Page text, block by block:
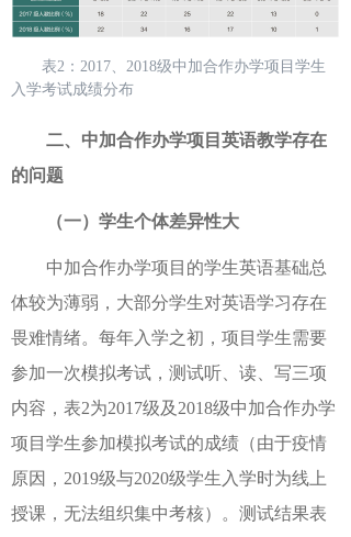
表2：2017、2018级中加合作办学项目学生
入学考试成绩分布
二、中加合作办学项目英语教学存在
的问题
（一）学生个体差异性大
中加合作办学项目的学生英语基础总
体较为薄弱，大部分学生对英语学习存在
畏难情绪。每年入学之初，项目学生需要
参加一次模拟考试，测试听、读、写三项
内容，表2为2017级及2018级中加合作办学
项目学生参加模拟考试的成绩（由于疫情
原因，2019级与2020级学生入学时为线上
授课，无法组织集中考核）。测试结果表